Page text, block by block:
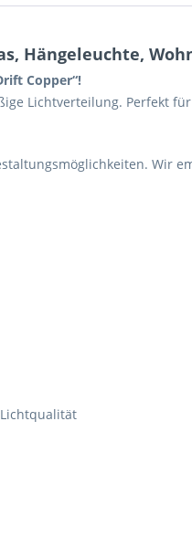
Hängeleuchte,
Copper“!
Lichtverteilung. Perfekt
Wir